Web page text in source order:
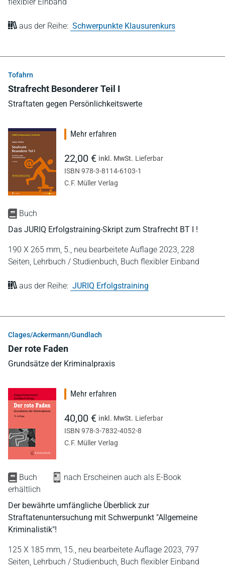
aus der Reihe: Schwerpunkte Klausurenkurs
Tofahrn
Strafrecht Besonderer Teil I
Straftaten gegen Persönlichkeitswerte
Buch
Das JURIQ Erfolgstraining-Skript zum Strafrecht BT I !
190 X 265 mm, 5., neu bearbeitete Auflage 2023, 228
Seiten, Lehrbuch / Studienbuch, Buch flexibler Einband
aus der Reihe: JURIQ Erfolgstraining
Mehr erfahren
22,00 € inkl. MwSt. Lieferbar
ISBN 978-3-8114-6103-1
C.F. Müller Verlag
Clages/Ackermann/Gundlach
Der rote Faden
Grundsätze der Kriminalpraxis
Buch
nach Erscheinen auch als E-Book
erhältlich
Der bewährte umfängliche Überblick zur
Straftatenuntersuchung mit Schwerpunkt "Allgemeine
Kriminalistik"!
125 X 185 mm, 15., neu bearbeitete Auflage 2023, 797
Seiten, Lehrbuch / Studienbuch, Buch flexibler Einband
Mehr erfahren
40,00 € inkl. MwSt. Lieferbar
ISBN 978-3-7832-4052-8
C.F. Müller Verlag